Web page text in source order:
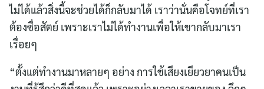
ไม่ได้แล้วสิ่งนี้จะช่วยได้ก็กลับมาได้ เราว่านั่นคือโจทย์ที่เรา
ต้องซื่อสัตย์ เพราะเราไม่ได้ทำงานเพื่อให้เขากลับมาเรา
เรื่อยๆ
“ตั้งแต่ทำงานมาหลายๆ อย่าง การใช้เสียงเยียวยาคนเป็น